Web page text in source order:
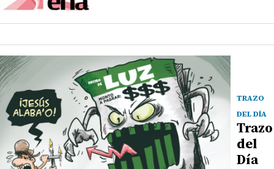
TRAZO
DEL DÍA
Trazo
del
Día